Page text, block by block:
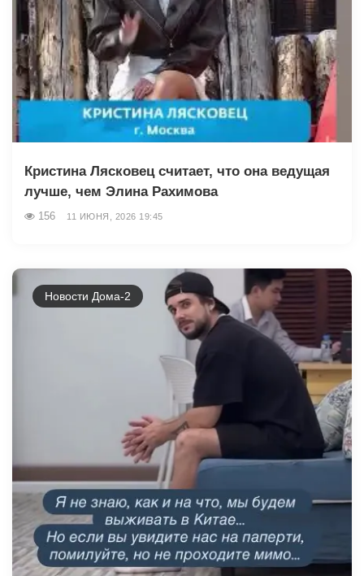
Кристина Лясковец считает, что она ведущая
лучше, чем Элина Рахимова
156 11 ИЮНЯ, 2026 19:45
Новости Дома-2